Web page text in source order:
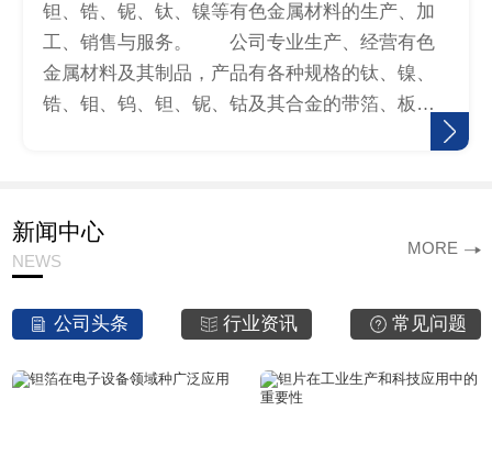
钽、锆、铌、钛、镍等有色金属材料的生产、加
工、销售与服务。 公司专业生产、经营有色
金属材料及其制品，产品有各种规格的钛、镍、
锆、钼、钨、钽、铌、钴及其合金的带箔、板、
新闻中心
NEWS
MORE
公司头条 行业资讯 常见问题